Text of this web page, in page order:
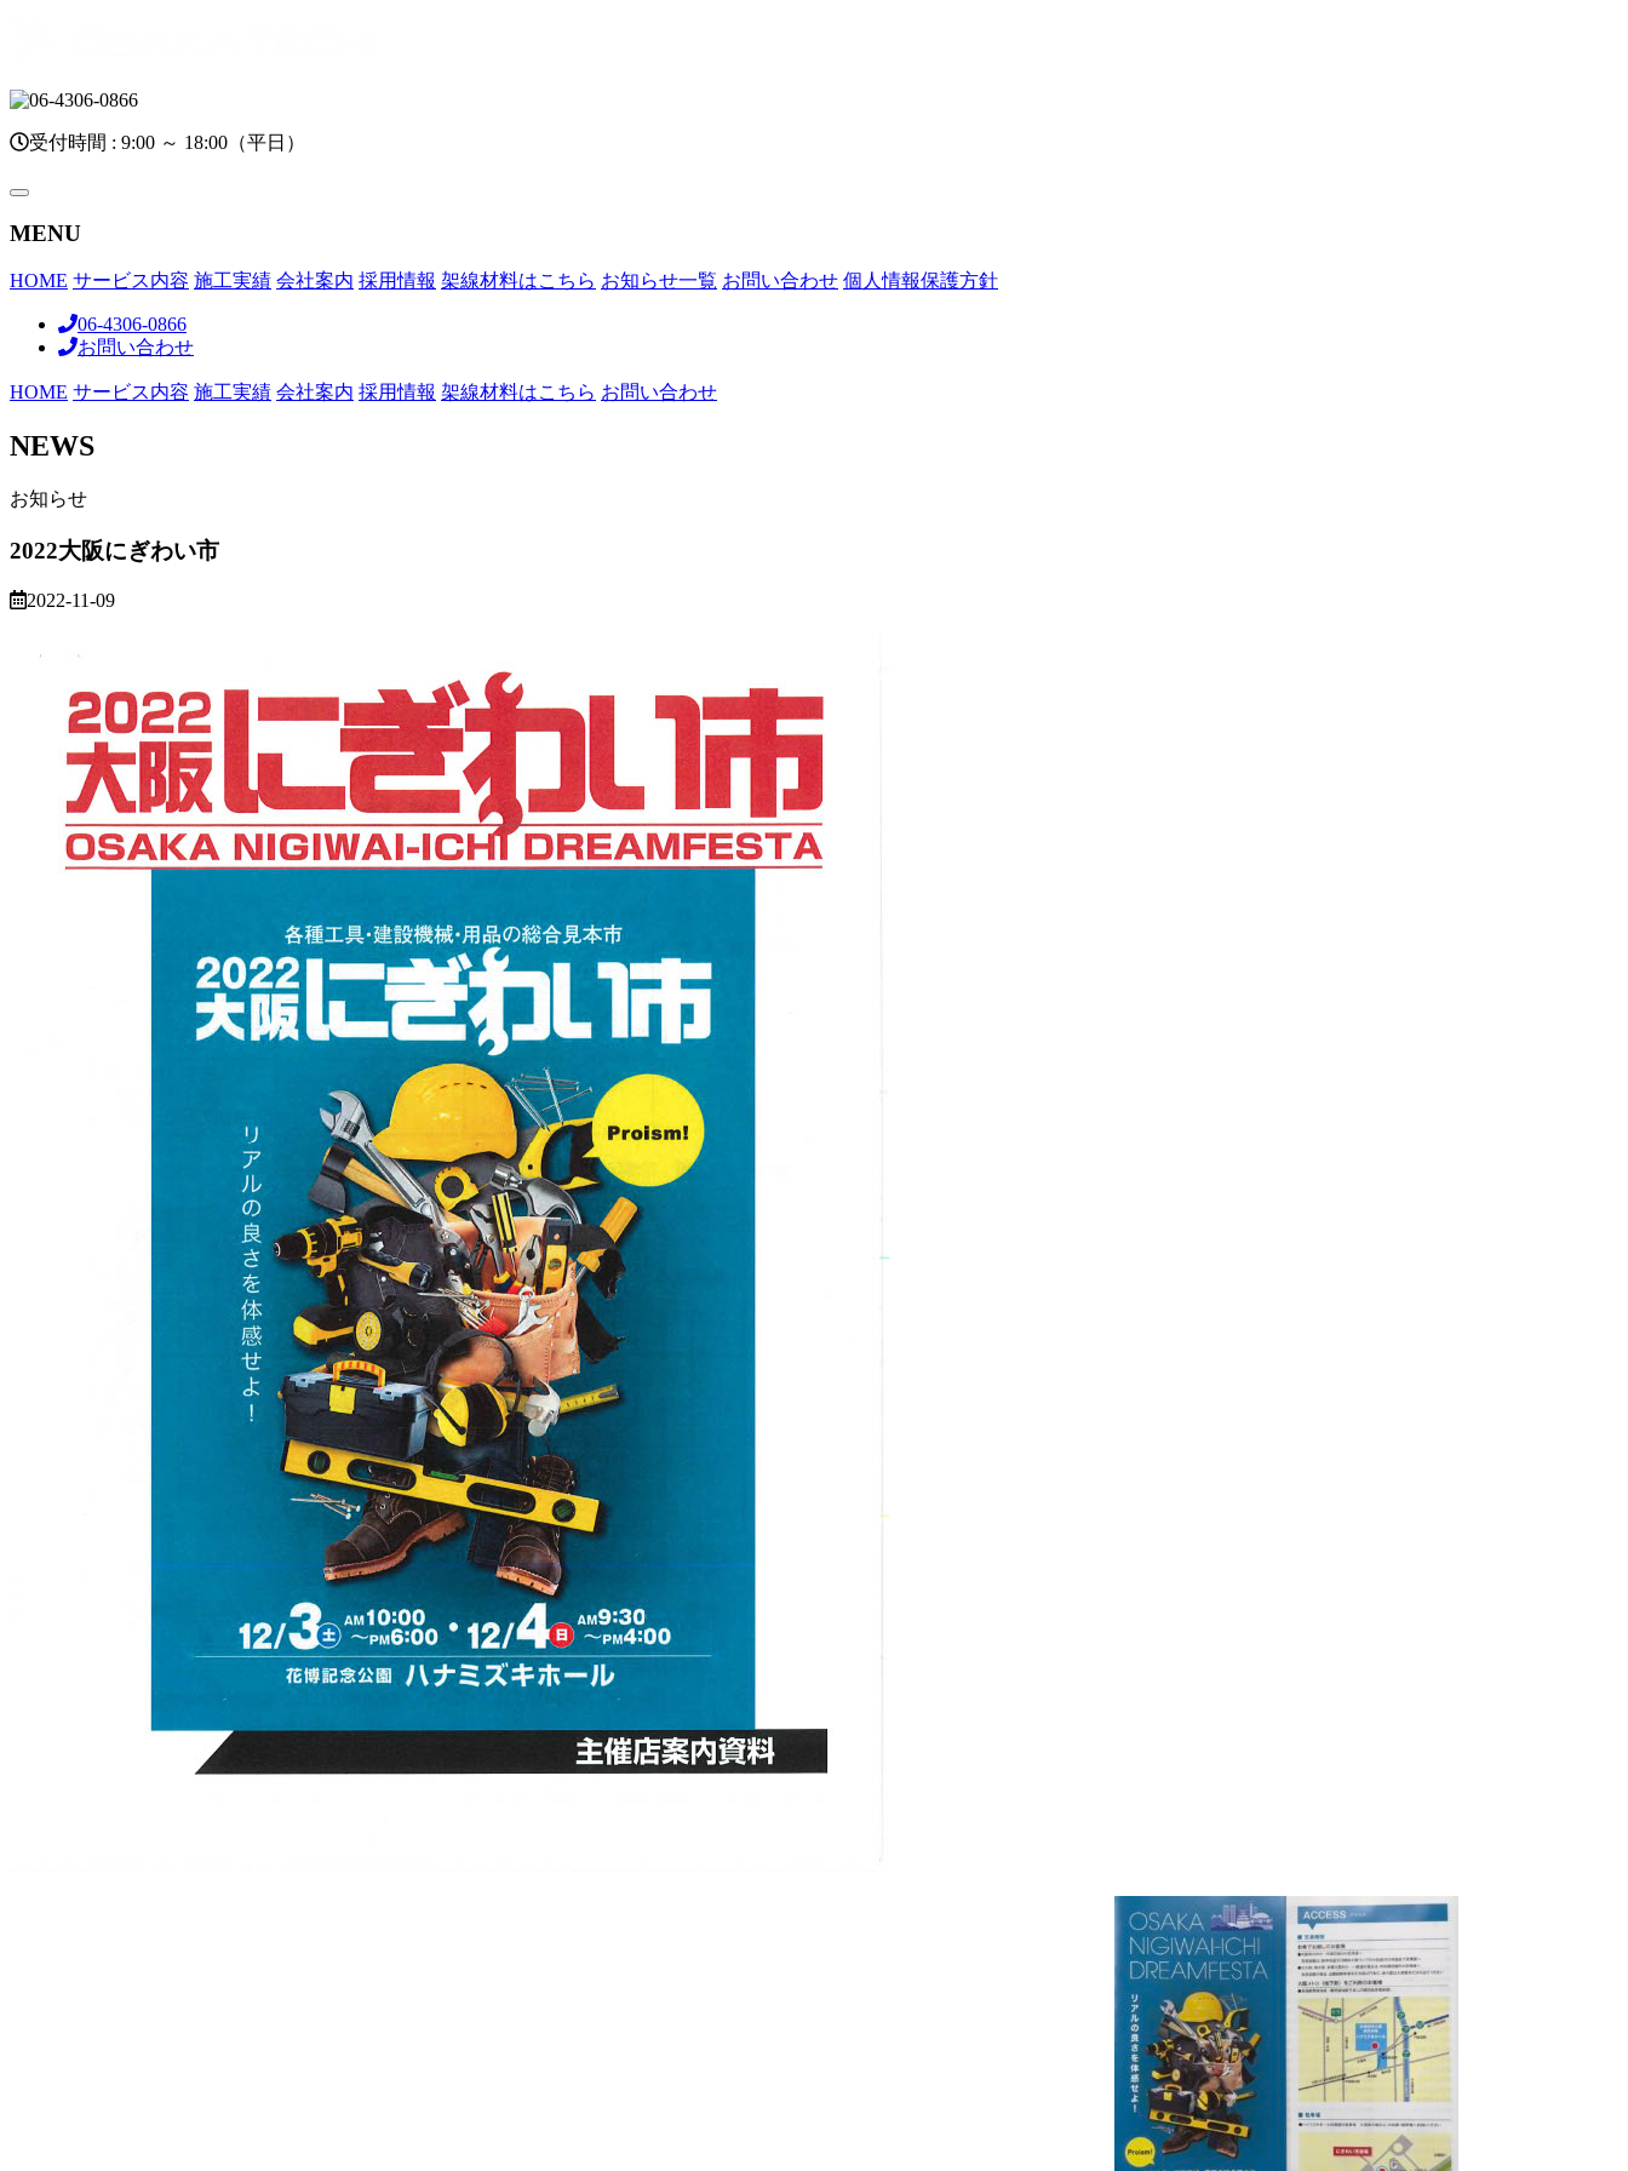
受付時間 : 9:00 ～ 18:00（平日）
toggle
MENU
HOME サービス内容 施工実績 会社案内 採用情報 架線材料はこちら お知らせ一覧 お問い合わせ 個人情報保護方針
06-4306-0866
お問い合わせ
HOME サービス内容 施工実績 会社案内 採用情報 架線材料はこちら お問い合わせ
NEWS
お知らせ
2022大阪にぎわい市
2022-11-09